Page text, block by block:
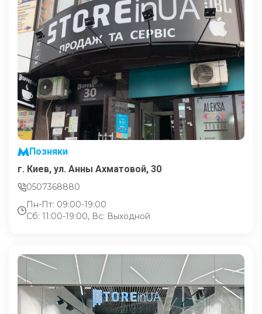
Позняки
г. Киев, ул. Анны Ахматовой, 30
0507368880
Пн-Пт: 09:00-19:00
Сб: 11:00-19:00, Вс: Выходной